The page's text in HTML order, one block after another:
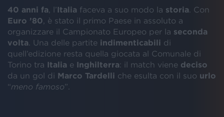
40 anni fa , l’Italia faceva a suo modo la storia . Con
Euro ’80 , è stato il primo Paese in assoluto a
organizzare il Campionato Europeo per la seconda
volta . Una delle partite indimenticabili di
quell’edizione resta quella giocata al Comunale di
Torino tra Italia e Inghilterra: il match viene deciso
da un gol di Marco Tardelli che esulta con il suo urlo
“meno famoso”.